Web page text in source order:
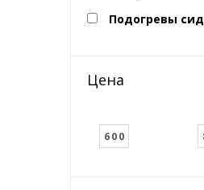
Подогревы
Цена